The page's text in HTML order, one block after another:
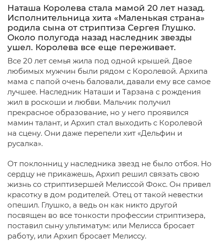
Наташа Королева стала мамой 20 лет назад.
Исполнительница хита «Маленькая страна»
родила сына от стриптиза Сергея Глушко.
Около полугода назад наследник звезды
ушел. Королева все еще переживает.
Все 20 лет семья жила под одной крышей. Двое
любимых мужчин были рядом с Королевой. Архипа
мама с папой очень баловали, давали ему все самое
лучшее. Наследник Наташи и Тарзана с рождения
жил в роскоши и любви. Мальчик получил
прекрасное образование, но у него проявился
мамин талант, и Архип стал выходить с Королевой
на сцену. Они даже перепели хит «Дельфин и
русалка».
От поклонниц у наследника звезд не было отбоя. Но
сердцу не прикажешь, Архип решил связать свою
жизнь со стриптизершей Мелиссой Фокс. Он привел
красотку в дом родителей. Отец от такой невестки
опешил. Глушко, а ведь он как никто другой
посвящен во все тонкости профессии стриптизера,
поставил сыну ультиматум: или Мелисса бросает
работу, или Архип бросает Мелиссу.